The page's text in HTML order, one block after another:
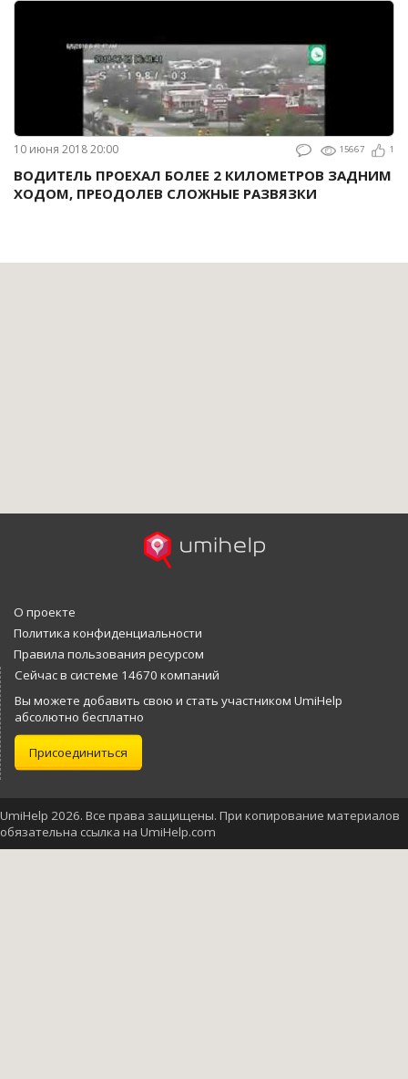
10 июня 2018 20:00 15667 1
ВОДИТЕЛЬ ПРОЕХАЛ БОЛЕЕ 2 КИЛОМЕТРОВ ЗАДНИМ
ХОДОМ, ПРЕОДОЛЕВ СЛОЖНЫЕ РАЗВЯЗКИ
О проекте
Политика конфиденциальности
Правила пользования ресурсом
Сейчас в системе 14670 компаний
Вы можете добавить свою и стать участником UmiHelp
абсолютно бесплатно
Присоединиться
UmiHelp 2026. Все права защищены. При копирование материалов
обязательна ссылка на UmiHelp.com